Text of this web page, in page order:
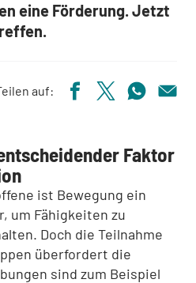
eine Förderung. Jetzt
auf:
Faktor
ist Bewegung ein
um Fähigkeiten zu
Doch die Teilnahme
überfordert die
sind zum Beispiel